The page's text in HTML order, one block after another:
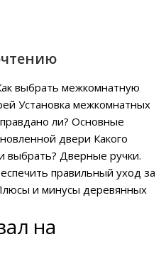
выбрать межкомнатную
Установка межкомнатных
ли? Основные
двери Какого
выбрать? Дверные ручки.
правильный уход за
и минусы деревянных
на